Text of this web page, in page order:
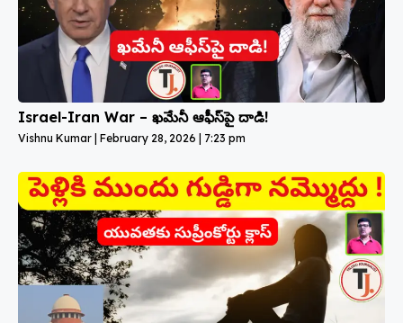
Israel-Iran War – ఖమేనీ ఆఫీస్‌పై దాడి!
Vishnu Kumar February 28, 2026 7:23 pm